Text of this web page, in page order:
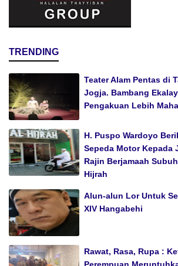
TRENDING
Teater Alam Pentas di
Jogja. Bambang
Pengakuan Lebih
H. Puspo Wardoyo
Sepeda Motor Kepada
Rajin Berjamaah
Hijrah
Alun-alun Lor Untuk
XIV Hangabehi
Rawat, Rasa, Rupa :
Perempuan